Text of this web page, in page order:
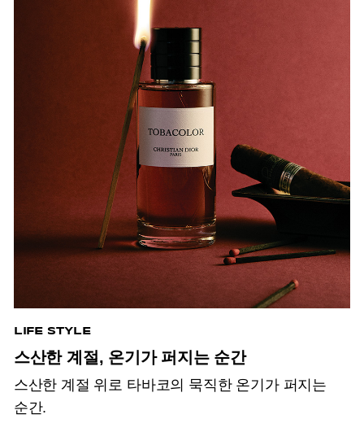
LIFE STYLE
스산한 계절, 온기가 퍼지는 순간
스산한 계절 위로 타바코의 묵직한 온기가 퍼지는
순간.